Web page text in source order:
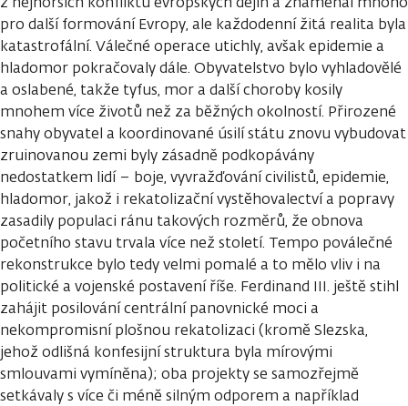
pro další formování Evropy, ale každodenní žitá realita byla
katastrofální. Válečné operace utichly, avšak epidemie a
hladomor pokračovaly dále. Obyvatelstvo bylo vyhladovělé
a oslabené, takže tyfus, mor a další choroby kosily
mnohem více životů než za běžných okolností. Přirozené
snahy obyvatel a koordinované úsilí státu znovu vybudovat
zruinovanou zemi byly zásadně podkopávány
nedostatkem lidí – boje, vyvražďování civilistů, epidemie,
hladomor, jakož i rekatolizační vystěhovalectví a popravy
zasadily populaci ránu takových rozměrů, že obnova
početního stavu trvala více než století. Tempo poválečné
rekonstrukce bylo tedy velmi pomalé a to mělo vliv i na
politické a vojenské postavení říše. Ferdinand III. ještě stihl
zahájit posilování centrální panovnické moci a
nekompromisní plošnou rekatolizaci (kromě Slezska,
jehož odlišná konfesijní struktura byla mírovými
smlouvami vymíněna); oba projekty se samozřejmě
setkávaly s více či méně silným odporem a například